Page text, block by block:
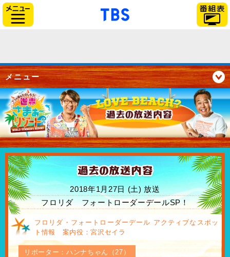
「TBSテレビ」トップページ
メニュー
2018年1月27日 (土) 放送
フロリダ フォートローダーデールSP！
フロリダ・フォートローダーデール アクティブなスポッ
ト情報 案内役：宮沢セイラ
リポーター：ハンナちゃん（27）